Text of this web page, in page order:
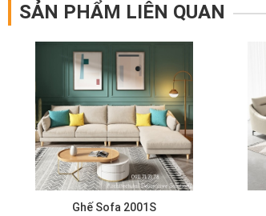
SẢN PHẨM LIÊN QUAN
Ghế Sofa 2001S